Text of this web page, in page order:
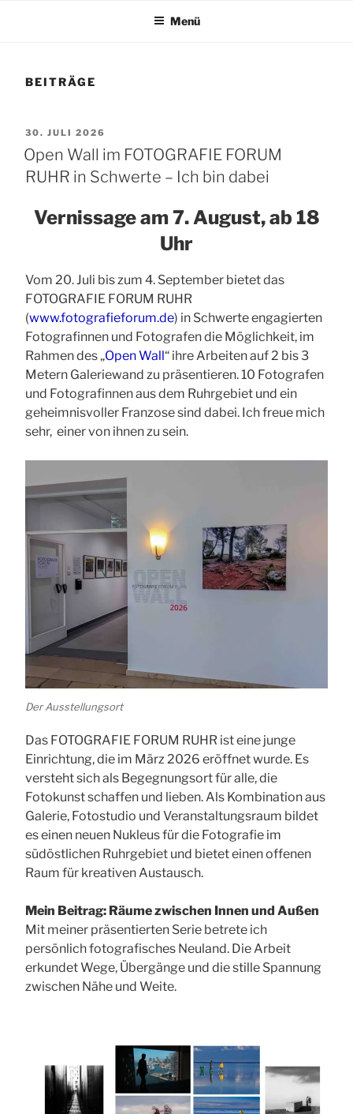
Menü
BEITRÄGE
VERÖFFENTLICHT
AM
30. JULI 2026
Open Wall im FOTOGRAFIE FORUM
RUHR in Schwerte – Ich bin dabei
Vernissage am 7. August, ab 18
Uhr
Vom 20. Juli bis zum 4. September bietet das
FOTOGRAFIE FORUM RUHR
(www.fotografieforum.de) in Schwerte engagierten
Fotografinnen und Fotografen die Möglichkeit, im
Rahmen des „Open Wall“ ihre Arbeiten auf 2 bis 3
Metern Galeriewand zu präsentieren. 10 Fotografen
und Fotografinnen aus dem Ruhrgebiet und ein
geheimnisvoller Franzose sind dabei. Ich freue mich
sehr, einer von ihnen zu sein.
Der Ausstellungsort
Das FOTOGRAFIE FORUM RUHR ist eine junge
Einrichtung, die im März 2026 eröffnet wurde. Es
versteht sich als Begegnungsort für alle, die
Fotokunst schaffen und lieben. Als Kombination aus
Galerie, Fotostudio und Veranstaltungsraum bildet
es einen neuen Nukleus für die Fotografie im
südöstlichen Ruhrgebiet und bietet einen offenen
Raum für kreativen Austausch.
Mein Beitrag: Räume zwischen Innen und Außen
Mit meiner präsentierten Serie betrete ich
persönlich fotografisches Neuland. Die Arbeit
erkundet Wege, Übergänge und die stille Spannung
zwischen Nähe und Weite.